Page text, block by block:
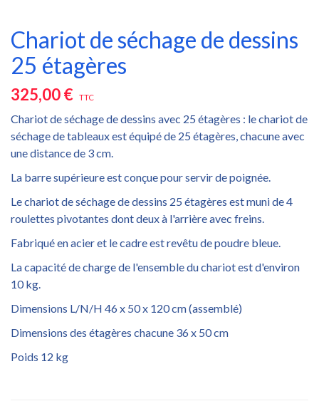
Chariot de séchage de dessins
25 étagères
325,00 € TTC
Chariot de séchage de dessins avec 25 étagères : le chariot de
séchage de tableaux est équipé de 25 étagères, chacune avec
une distance de 3 cm.
La barre supérieure est conçue pour servir de poignée.
Le chariot de séchage de dessins 25 étagères est muni de 4
roulettes pivotantes dont deux à l'arrière avec freins.
Fabriqué en acier et le cadre est revêtu de poudre bleue.
La capacité de charge de l'ensemble du chariot est d'environ
10 kg.
Dimensions L/N/H 46 x 50 x 120 cm (assemblé)
Dimensions des étagères chacune 36 x 50 cm
Poids 12 kg